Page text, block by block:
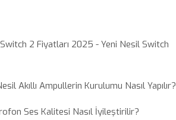
2 Fiyatları 2025 - Yeni Nesil Switch
Akıllı Ampullerin Kurulumu Nasıl Yapılır?
Ses Kalitesi Nasıl İyileştirilir?